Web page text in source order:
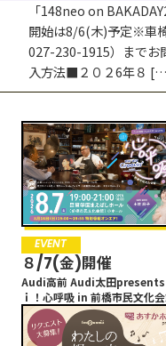
「148neo on
開始は8/6(木)予定※車
027-230-1915）までお
入方法■２０２6年８
EVENT
８/7(金)開催
Audi高前 Audi太田presents
ｉ！心呼吸 in 前橋市民文化会
募集中
8/25(火)開催
【リクエスト募集中】1DAY
REQUEST わたしの想い出
EVENT
８/7(金)開催
Audi高前 Audi太田presents
ｉ！心呼吸 in 前橋市民文化会
CANPAIGN
8/30(日)
8/30(日)群馬マスコミ３社マッ
チ 「群馬ダイヤモンドペガ
VS福島レッドホープス」
EVENT
８/7(金)開催
Audi高前 Audi太田presents
ｉ！心呼吸 in 前橋市民文化会